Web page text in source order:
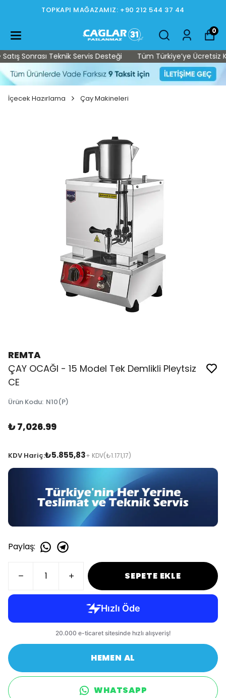
TOPKAPI MAĞAZAMIZ: +90 212 544 37 44
0
Sonrası Teknik Servis Desteği Tüm Türkiye’ye Ücretsiz
İçecek Hazırlama Çay Makineleri
REMTA
ÇAY OCAĞI - 15 Model Tek Demlikli Pleytsiz
CE
Ürün Kodu: N10(P)
₺ 7,026.99
KDV Hariç:₺5.855,83+ KDV(₺1.171,17)
Paylaş:
SEPETE EKLE
HEMEN AL
WHATSAPP